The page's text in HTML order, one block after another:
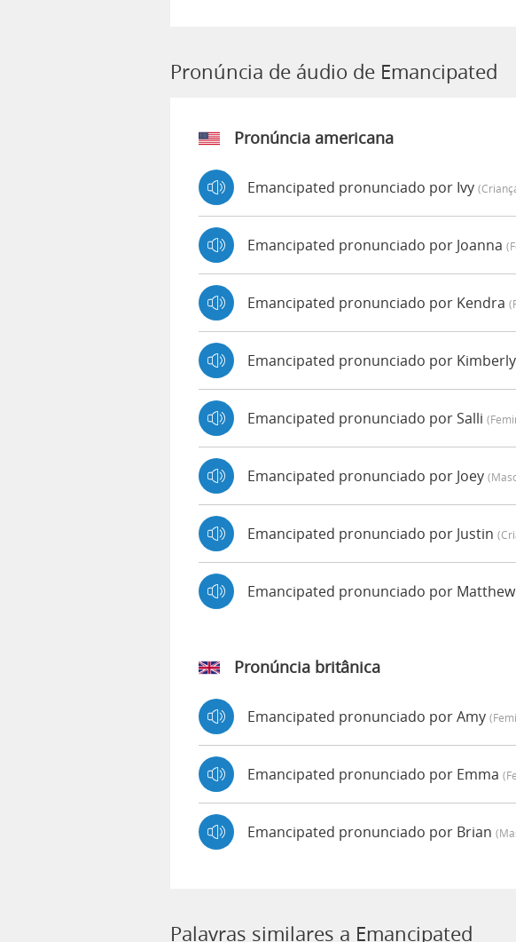
Pronúncia de áudio de Emancipated
Pronúncia americana
Emancipated pronunciado por Ivy
Emancipated pronunciado por Joanna
Emancipated pronunciado por Kendra
Emancipated pronunciado por Kimberly
Emancipated pronunciado por Salli
Emancipated pronunciado por Joey
Emancipated pronunciado por Justin
Emancipated pronunciado por Matthew
Pronúncia britânica
Emancipated pronunciado por Amy
Emancipated pronunciado por Emma
Emancipated pronunciado por Brian
Palavras similares a Emancipated